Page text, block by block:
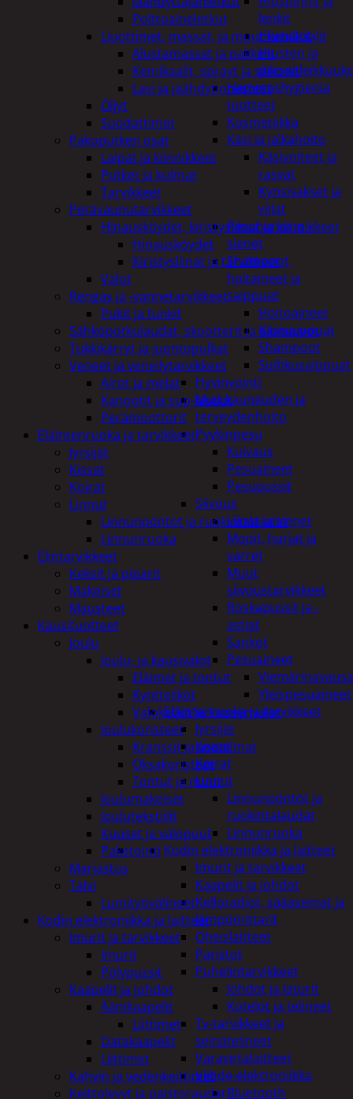
lenkit
Hiusvärit
Hiusten ja
Hammashygienia
tuotteet
Kosmetiikka
Käsi ja jalkahoito
Käsivoiteet ja
rasvat
Kynsisakset ja
viilat
Pesuharjat ja -
sienet
Shampoot,
hoitaineet ja
saippuat
Hoitoaineet
Käsisaippuat
Shampoot
Suihkusaippuat
Hyvinvointi
Muu kauneuden ja
terveydenhoito
Pyykinpesu
Kuivaus
Pesuaineet
Pesupussit
Siivous
Liinat ja sienet
Mopit, harjat ja
varret
Muut
siivoustarvikkeet
Roskapussit ja -
astiat
Sankot
Pesuaineet
Yleispesuaineet
Eläintenruoka ja tarvikkeet
Jyrsijät
Kissat
Koirat
Linnut
Linnunpöntöt ja
ruokintalaudat
Linnunruoka
Kodin elektroniikka ja laitteet
Imurit ja tarvikkeet
Kaapelit ja johdot
Kelloradiot, sääasemat ja
lämpömittarit
Oheislaitteet
Paristot
Puhelintarvikkeet
Johdot ja laturit
Kotelot ja telineet
Tv-tarvikkeet ja
seinätelineet
Varavirtalaitteet
Viihde-elektroniikka
Bluetooth
Polttoaineletkut
Liuottimet, massat, ja muut kemikaalit
Alustamassat ja pakkelit
Kemikaalit, sprayt ja silikonit
Lasi ja jäähdytinnesteet
Öljyt
Suodattimet
Pakoputken osat
Laipat ja kiinnikkeet
Putket ja kulmat
Tarvikkeet
Perävaunutarvikkeet
Hinausköydet, kiristysliinat ja kiinnikkeet
Hinausköydet
Kiristysliinat ja tarvikkeet
Valot
Rengas ja -vannetarvikkeet
Pukit ja tunkit
Sähköpotkulaudat, skootterit ja ajoneuvot
Tukkikärryt ja juontopulkat
Veneet ja veneilytarvikkeet
Airot ja melat
Kanootit ja sup-laudat
Perämoottorit
Eläintenruoka ja tarvikkeet
Jyrsijät
Kissat
Koirat
Linnut
Linnunpöntöt ja ruokintalaudat
Linnunruoka
Elintarvikkeet
Keksit ja piparit
Makeiset
Mausteet
Kausituotteet
Joulu
Joulu- ja kausivalot
Eläimet ja tontut
Kyntteliköt
Valoketjut ja kuusenvalot
Joulukoristeet
Kranssit ja asetelmat
Oksakoristeet
Tontut ja muut
Joulumakeiset
Joulutekstiilit
Kuuset ja valopuut
Paketointi
Marjastus
Talvi
Lumityövälineet
Kodin elektroniikka ja laitteet
Imurit ja tarvikkeet
Imurit
Pölypussit
Kaapelit ja johdot
Äänikaapelit
Liittimet
Datakaapelit
Liittimet
Kahvin ja vedenkeittimet
Keittolevyt ja paistoraudat